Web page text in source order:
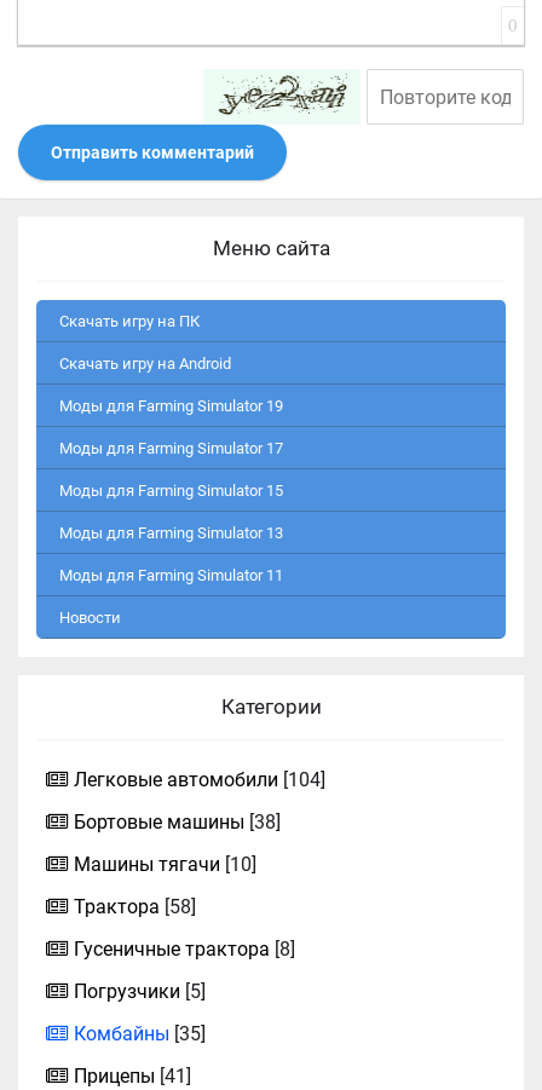
0
Отправить комментарий
Меню сайта
Скачать игру на ПК
Скачать игру на Android
Моды для Farming Simulator 19
Моды для Farming Simulator 17
Моды для Farming Simulator 15
Моды для Farming Simulator 13
Моды для Farming Simulator 11
Новости
Категории
Легковые автомобили [104]
Бортовые машины [38]
Машины тягачи [10]
Трактора [58]
Гусеничные трактора [8]
Погрузчики [5]
Комбайны [35]
Прицепы [41]